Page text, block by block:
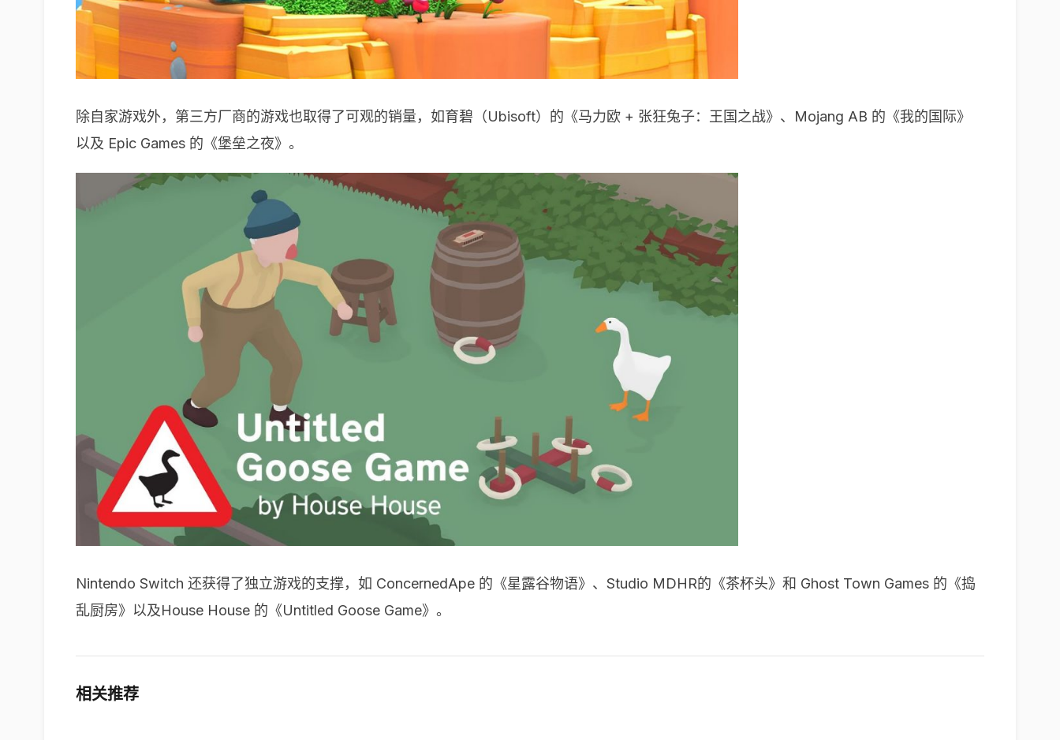
除自家游戏外，第三方厂商的游戏也取得了可观的销量，如育碧（Ubisoft）的《马力欧 + 张狂兔子：王国之战》、Mojang AB 的《我的国际》
以及 Epic Games 的《堡垒之夜》。
Nintendo Switch 还获得了独立游戏的支撑，如 ConcernedApe 的《星露谷物语》、Studio MDHR的《茶杯头》和 Ghost Town Games 的《捣
乱厨房》以及House House 的《Untitled Goose Game》。
相关推荐